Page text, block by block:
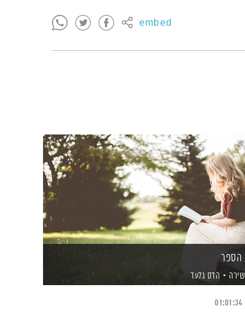
embed
הספר
הדס גלעד
01:01:34